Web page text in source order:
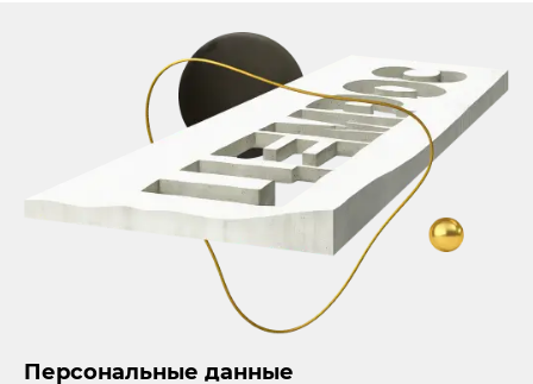
Персональные данные